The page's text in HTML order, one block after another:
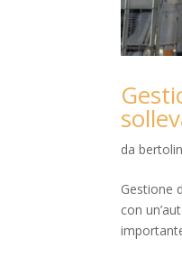
da
Gestione
con